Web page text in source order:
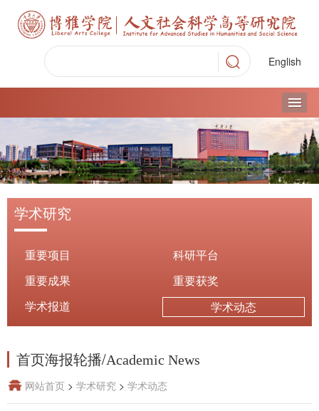
English
学术研究
重要项目
科研平台
重要成果
重要获奖
学术报道
学术动态
首页海报轮播/Academic News
网站首页 > 学术研究 > 学术动态